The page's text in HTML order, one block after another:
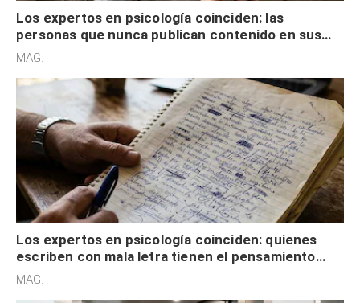
Los expertos en psicología coinciden: las
personas que nunca publican contenido en sus
redes sociales no pretenden buscar validación
MAG.
Los expertos en psicología coinciden: quienes
escriben con mala letra tienen el pensamiento
acelerado y no lo hacen por desinterés
MAG.